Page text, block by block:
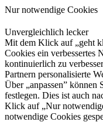
Nur notwendige Cookies
Unvergleichlich lecker
Mit dem Klick auf „geht
Cookies ein verbessertes
kontinuierlich zu
Partnern personalisierte
Über „anpassen” können
festlegen. Dies ist auch
Klick auf „Nur
notwendige Cookies